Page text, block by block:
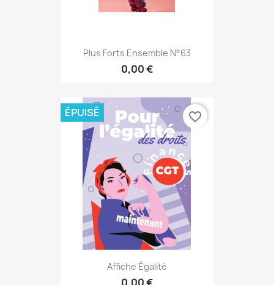
Plus Forts Ensemble N°63
0,00 €
Affiche Égalité
0,00 €
ÉPUISÉ favorite_border